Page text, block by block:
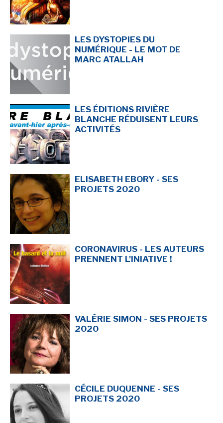
LES DYSTOPIES DU
NUMÉRIQUE - LE MOT DE
MARC ATALLAH
LES ÉDITIONS RIVIÈRE
BLANCHE RÉDUISENT LEURS
ACTIVITÉS
ELISABETH EBORY - SES
PROJETS 2020
CORONAVIRUS - LES AUTEURS
PRENNENT L'INIATIVE !
VALÉRIE SIMON - SES PROJETS
2020
CÉCILE DUQUENNE - SES
PROJETS 2020